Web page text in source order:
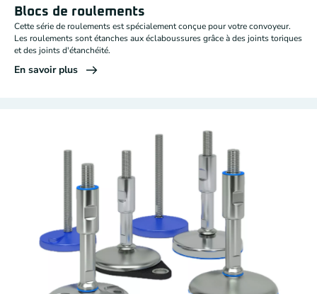
Blocs de roulements
Cette série de roulements est spécialement conçue pour votre convoyeur.
Les roulements sont étanches aux éclaboussures grâce à des joints toriques
et des joints d'étanchéité.
En savoir plus